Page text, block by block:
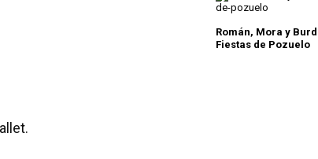
Román, Mora y
Fiestas de Pozuelo